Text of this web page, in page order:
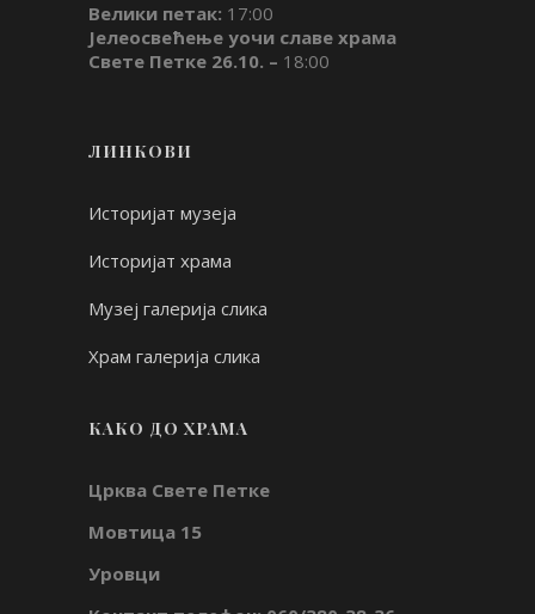
Велики петак: 17:00
Јелеосвећење уочи славе храма
Свете Петке 26.10. – 18:00
ЛИНКОВИ
Историјат музеја
Историјат храма
Музеј галерија слика
Храм галерија слика
КАКО ДО ХРАМА
Црква Свете Петке
Мовтица 15
Уровци